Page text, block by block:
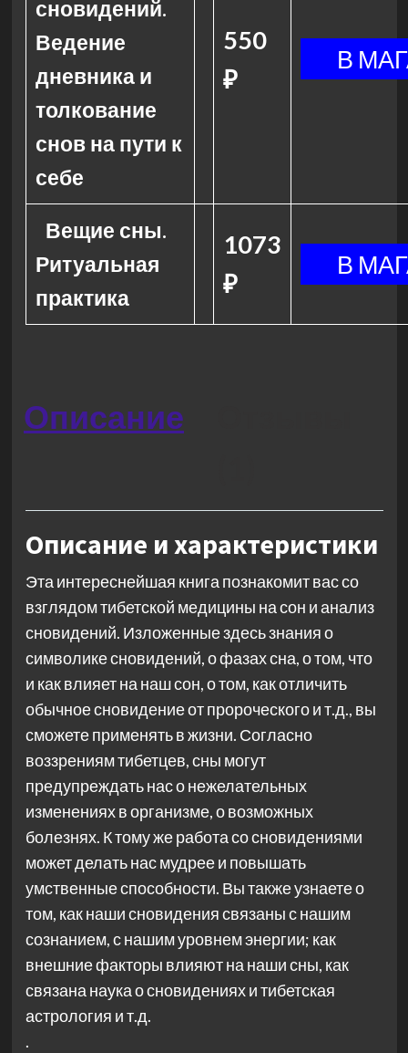
сновидений.
Ведение
дневника и
толкование
снов на пути к
себе
550
₽
Вещие сны.
Ритуальная
практика
1073
₽
Описание
Описание и характеристики
Эта интереснейшая книга познакомит вас со
взглядом тибетской медицины на сон и анализ
сновидений. Изложенные здесь знания о
символике сновидений, о фазах сна, о том, что
и как влияет на наш сон, о том, как отличить
обычное сновидение от пророческого и т.д., вы
сможете применять в жизни. Согласно
воззрениям тибетцев, сны могут
предупреждать нас о нежелательных
изменениях в организме, о возможных
болезнях. К тому же работа со сновидениями
может делать нас мудрее и повышать
умственные способности. Вы также узнаете о
том, как наши сновидения связаны с нашим
сознанием, с нашим уровнем энергии; как
внешние факторы влияют на наши сны, как
связана наука о сновидениях и тибетская
астрология и т.д.
.